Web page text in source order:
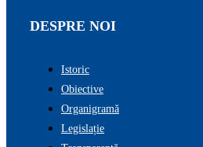
DESPRE NOI
Istoric
Obiective
Organigramă
Legislație